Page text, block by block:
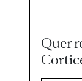
Quer